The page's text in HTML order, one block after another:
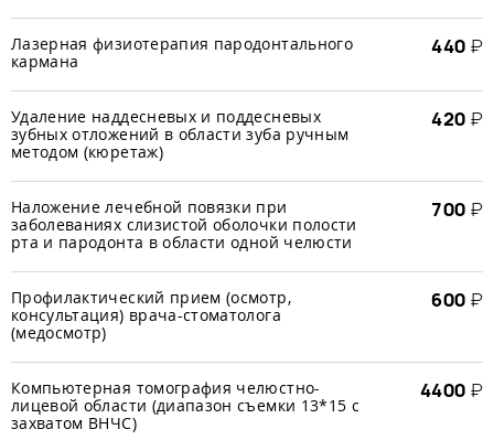
Лазерная физиотерапия пародонтального
кармана
440 ₽
Удаление наддесневых и поддесневых
зубных отложений в области зуба ручным
методом (кюретаж)
420 ₽
Наложение лечебной повязки при
заболеваниях слизистой оболочки полости
рта и пародонта в области одной челюсти
700 ₽
Профилактический прием (осмотр,
консультация) врача-стоматолога
(медосмотр)
600 ₽
Компьютерная томография челюстно-
лицевой области (диапазон съемки 13*15 с
захватом ВНЧС)
4400 ₽